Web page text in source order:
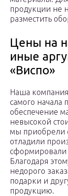
продукции не
разместить
Цены на
иные
«Виспо»
Наша компания
самого начала
обеспечение
невысокой
мы приобрели
отладили
сформировали
Благодаря
недорого
подарки и
продукцию.